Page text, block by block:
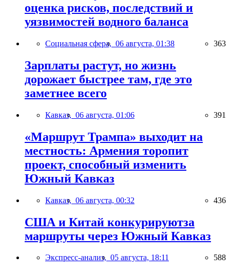
оценка рисков, последствий и
уязвимостей водного баланса
Социальная сфера, 06 августа, 01:38 363
Зарплаты растут, но жизнь
дорожает быстрее там, где это
заметнее всего
Кавказ, 06 августа, 01:06 391
«Маршрут Трампа» выходит на
местность: Армения торопит
проект, способный изменить
Южный Кавказ
Кавказ, 06 августа, 00:32 436
США и Китай конкурируютза
маршруты через Южный Кавказ
Экспресс-анализ, 05 августа, 18:11 588